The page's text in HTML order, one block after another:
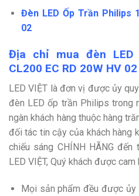
Đèn LED Ốp Trần Philips
02
Địa chỉ mua đèn LED
CL200 EC RD 20W HV
LED VIỆT là đơn vị được ủy
đèn LED ốp trần Philips trong
ngàn khách hàng thuộc hàng
đối tác tin cậy của khách hàng
chiếu sáng CHÍNH HÃNG
LED VIỆT, Quý khách được cam
Mọi sản phẩm đều được ủy